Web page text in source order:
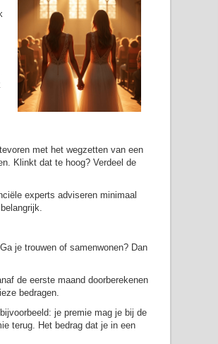
met het wegzetten van een
Klinkt dat te hoog? Verdeel de
experts adviseren minimaal
je trouwen of samenwonen? Dan
de eerste maand doorberekenen
bedragen.
je premie mag je bij de
terug. Het bedrag dat je in een